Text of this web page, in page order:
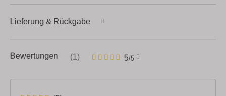
Bewertungen (1) 5/5
1
5
Lieferung & Rückgabe
5